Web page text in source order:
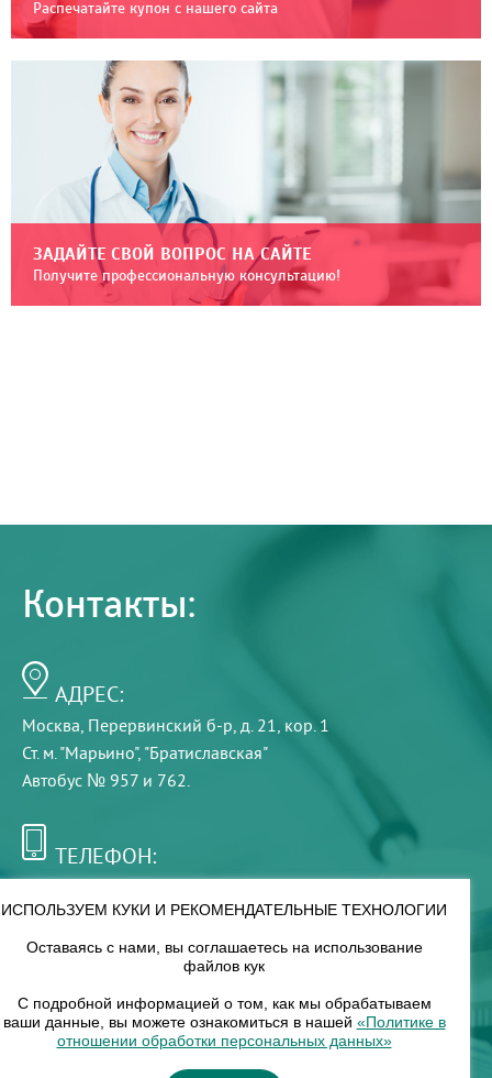
Распечатайте купон с нашего сайта
ЗАДАЙТЕ СВОЙ ВОПРОС НА САЙТЕ
Получите профессиональную консультацию!
Контакты:
АДРЕС:
Москва, Перервинский б-р, д. 21, кор. 1
Ст. м. "Марьино", "Братиславская"
Автобус № 957 и 762.
ТЕЛЕФОН:
РЕЖИМ РАБОТЫ:
8 — 18
НАШ ФИЛИАЛ:
ИСПОЛЬЗУЕМ КУКИ И РЕКОМЕНДАТЕЛЬНЫЕ ТЕХНОЛОГИИ
Оставаясь с нами, вы соглашаетесь на использование
файлов кук
С подробной информацией о том, как мы обрабатываем
ваши данные, вы можете ознакомиться в нашей «Политике в
отношении обработки персональных данных»